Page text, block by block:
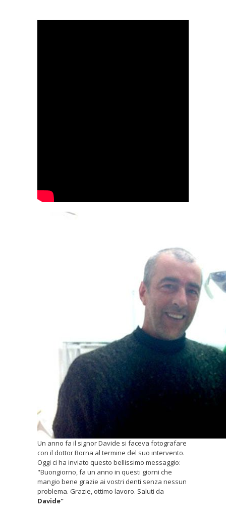
Un anno fa il signor Davide si faceva fotografare
con il dottor Borna al termine del suo intervento.
Oggi ci ha inviato questo bellissimo messaggio:
"Buongiorno, fa un anno in questi giorni che
mangio bene grazie ai vostri denti senza nessun
problema. Grazie, ottimo lavoro. Saluti da
Davide"